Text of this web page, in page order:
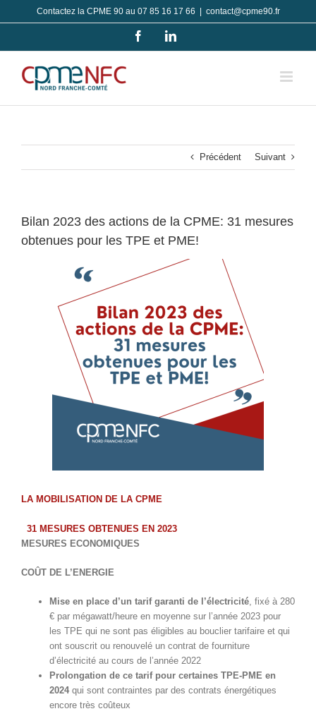
au
Contactez la CPME 90 au 07 85 16 17 66 contact@cpme90.fr
FacebookLinkedIn
Précédent Suivant
Bilan 2023 des actions de la CPME: 31 mesures
obtenues pour les TPE et PME!
LA MOBILISATION DE LA CPME
31 MESURES OBTENUES EN 2023
MESURES ECONOMIQUES
COÛT DE L’ENERGIE
Mise en place d’un tarif garanti de l’électricité, fixé à 280
€ par mégawatt/heure en moyenne sur l’année 2023 pour
les TPE qui ne sont pas éligibles au bouclier tarifaire et qui
ont souscrit ou renouvelé un contrat de fourniture
d’électricité au cours de l’année 2022
Prolongation de ce tarif pour certaines TPE-PME en
2024 qui sont contraintes par des contrats énergétiques
encore très coûteux